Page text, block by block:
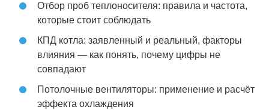
Отбор проб теплоносителя: правила и частота,
которые стоит соблюдать
КПД котла: заявленный и реальный, факторы
влияния — как понять, почему цифры не
совпадают
Потолочные вентиляторы: применение и расчёт
эффекта охлаждения